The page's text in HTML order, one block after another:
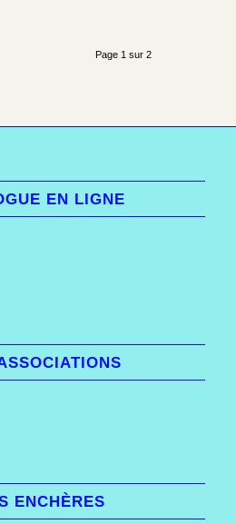
Page 1 sur 2
EN LIGNE
ENCHÈRES